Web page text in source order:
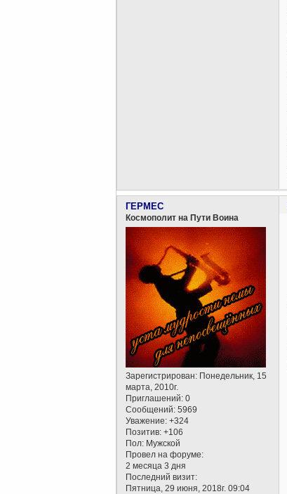
ГЕРМЕС
Космополит на Пути Воина
Зарегистрирован: Понедельник, 15
марта, 2010г.
Приглашений: 0
Сообщений: 5969
Уважение: +324
Позитив: +106
Пол: Мужской
Провел на форуме:
2 месяца 3 дня
Последний визит:
Пятница, 29 июня, 2018г. 09:04